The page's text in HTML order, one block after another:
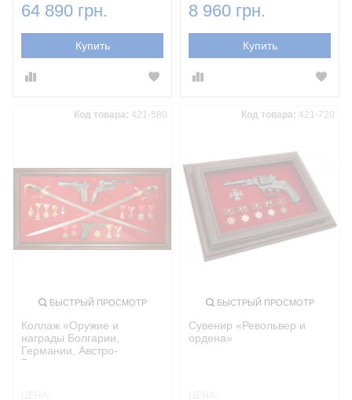
64 890 грн.
Купить
8 960 грн.
Купить
Код товара: 421-580
БЫСТРЫЙ ПРОСМОТР
Коллаж «Оружие и
награды Болгарии,
Германии, Австро-
Венгрии»
Код товара: 421-720
БЫСТРЫЙ ПРОСМОТР
Сувенир «Револьвер и
ордена»